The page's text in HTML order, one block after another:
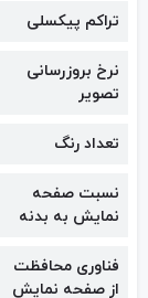
تراکم پیکسلی
نرخ بروزرسانی
تصویر
تعداد رنگ
نسبت صفحه
نمایش به بدنه
فناوری محافظت
از صفحه نمایش